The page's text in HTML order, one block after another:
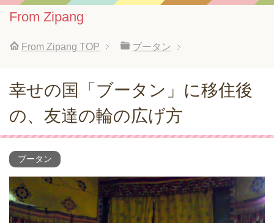
From Zipang
From Zipang TOP ブータン
幸せの国「ブータン」に移住後
の、友達の輪の広げ方
ブータン